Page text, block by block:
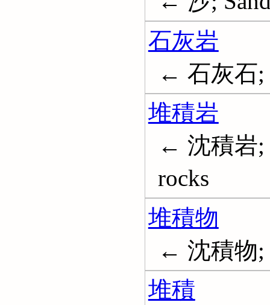
石灰岩
← 石灰石;
堆積岩
← 沈積岩;
rocks
堆積物
← 沈積物;
堆積